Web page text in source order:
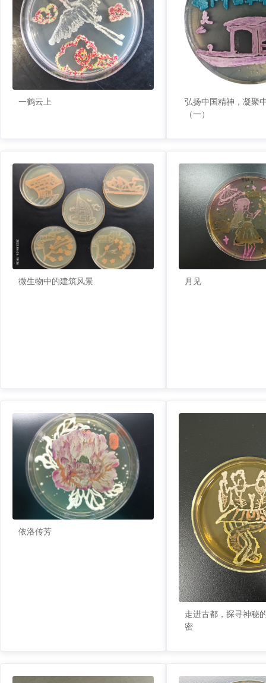
一鹤云上
弘扬中国精神，凝聚
（一）
微生物中的建筑风景 月见
依洛传芳
走进古都，探寻神秘
密